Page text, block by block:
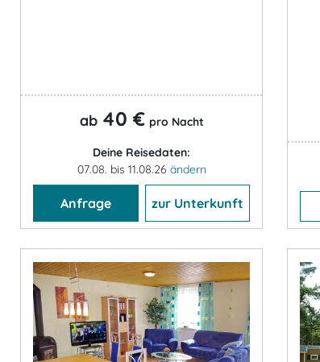
ab 40 € pro Nacht
Deine Reisedaten:
07.08. bis 11.08.26 ändern
Anfrage zur Unterkunft